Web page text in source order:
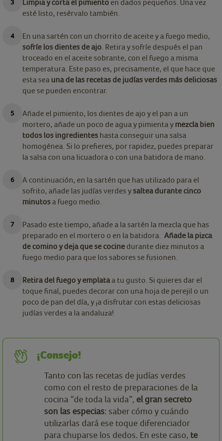
Limpia y corta el pimiento en dados pequeños. Una vez
esté listo, resérvalo también.
En una sartén con un chorrito de aceite y a fuego medio,
sofríe los dientes de ajo . Retira y sofríe después el pan
troceado en el aceite sobrante, con el fuego a misma
temperatura. Este paso es, precisamente, el que hace que
esta sea una de las recetas de judías verdes más deliciosas
que se pueden encontrar.
Añade el pimiento, los dientes de ajo y el pan a un
mortero, añade un poco de agua y pimienta y mezcla bien
todos los ingredientes hasta conseguir una salsa
homogénea. Si lo prefieres, por rapidez, puedes preparar
la salsa con una licuadora o con una batidora de mano.
A continuación, en la sartén que has utilizado para el
sofrito, añade las judías verdes ysaltea durante cinco
minutosa fuego medio.
Pasado este tiempo, añade a la sartén la mezcla que has
preparado en el mortero o en la batidora. Añade la pizca
de comino y deja que se cocine durante diez minutos a
fuego medio para que los sabores se fusionen.
Retira del fuego y emplataa tu gusto. Si quieres dar el
toque final, puedes decorar con una hoja de perejil o un
poco de pan del día, y ¡a disfrutar con estas deliciosas
judías verdes a la andaluza!
¡Consejo!
Tanto con las recetas de judías verdes
como con el resto de preparaciones de la
cocina “de toda la vida”, el gran secreto
son las especias: saber cómo y cuándo
utilizarlas dará ese toque diferenciador
para chuparse los dedos. En este caso, te